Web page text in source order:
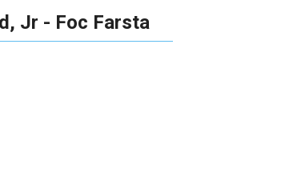
Jr - Foc Farsta